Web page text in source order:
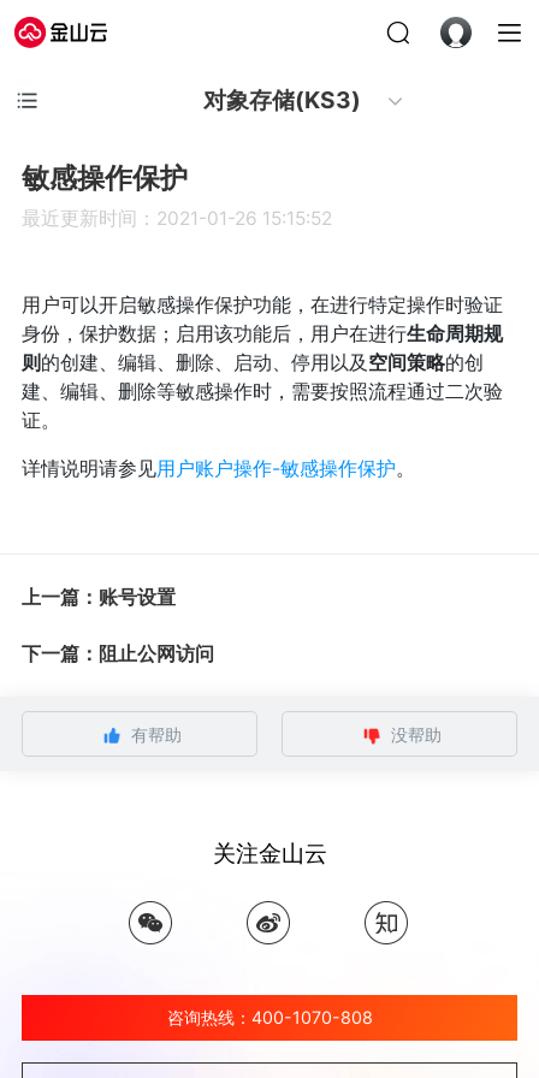
对象存储(KS3)
敏感操作保护
最近更新时间：2021-01-26 15:15:52
用户可以开启敏感操作保护功能，在进行特定操作时验证
身份，保护数据；启用该功能后，用户在进行生命周期规
则 的创建、编辑、删除、启动、停用以及 空间策略的创
建、编辑、删除等敏感操作时，需要按照流程通过二次验
证。
详情说明请参见用户账户操作-敏感操作保护。
上一篇：账号设置
下一篇：阻止公网访问
有帮助 没帮助
关注金山云
咨询热线：400-1070-808